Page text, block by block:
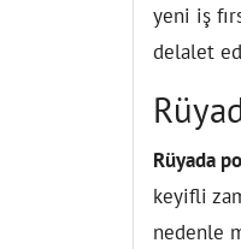
yeni iş
delalet
Rüyada
keyifli
nedenle